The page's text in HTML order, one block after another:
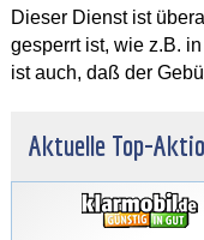
Dieser Dienst ist
gesperrt ist, wie z.B.
ist auch, daß der
Aktuelle Top-